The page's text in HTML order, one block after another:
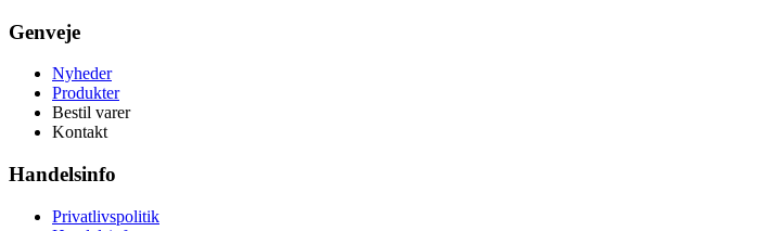
Genveje
Nyheder
Produkter
Bestil varer
Kontakt
Handelsinfo
Privatlivspolitik